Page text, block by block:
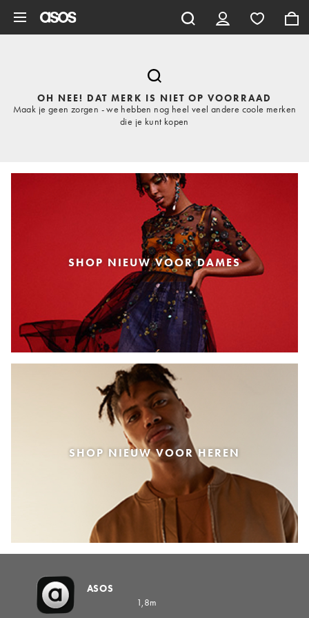
OH NEE! DAT MERK IS NIET OP VOORRAAD
Maak je geen zorgen - we hebben nog heel veel andere coole merken
die je kunt kopen
SHOP NIEUW VOOR DAMES
SHOP NIEUW VOOR HEREN
ASOS
1,8m